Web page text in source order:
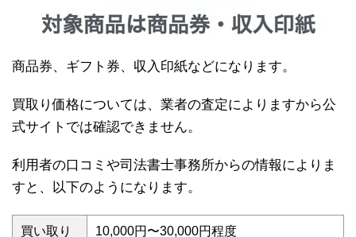
商品券、ギフト券、収入印紙などになります。
買取り価格については、業者の査定によりますから公
式サイトでは確認できません。
利用者の口コミや司法書士事務所からの情報によりま
すと、以下のようになります。
買い取り
10,000円〜30,000円程度